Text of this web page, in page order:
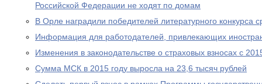
Российской Федерации не ходят по домам
В Орле наградили победителей литературного конкурса
Информация для работодателей, привлекающих
Изменения в законодательстве о страховых взносах с
Сумма МСК в 2015 году выросла на 23,6 тысяч рублей